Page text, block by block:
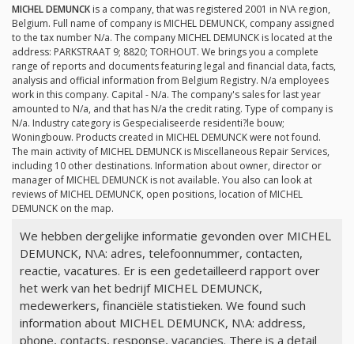
MICHEL DEMUNCK is a company, that was registered 2001 in N\A region,
Belgium. Full name of company is MICHEL DEMUNCK, company assigned
to the tax number N/a. The company MICHEL DEMUNCK is located at the
address: PARKSTRAAT 9; 8820; TORHOUT. We brings you a complete
range of reports and documents featuring legal and financial data, facts,
analysis and official information from Belgium Registry. N/a employees
work in this company. Capital - N/a. The company's sales for last year
amounted to N/a, and that has N/a the credit rating. Type of company is
N/a. Industry category is Gespecialiseerde residenti?le bouw;
Woningbouw. Products created in MICHEL DEMUNCK were not found.
The main activity of MICHEL DEMUNCK is Miscellaneous Repair Services,
including 10 other destinations. Information about owner, director or
manager of MICHEL DEMUNCK is not available. You also can look at
reviews of MICHEL DEMUNCK, open positions, location of MICHEL
DEMUNCK on the map.
We hebben dergelijke informatie gevonden over MICHEL
DEMUNCK, N\A: adres, telefoonnummer, contacten,
reactie, vacatures. Er is een gedetailleerd rapport over
het werk van het bedrijf MICHEL DEMUNCK,
medewerkers, financiële statistieken. We found such
information about MICHEL DEMUNCK, N\A: address,
phone, contacts, response, vacancies. There is a detail